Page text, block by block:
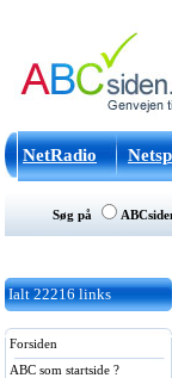
NetRadio
Søg på
Ialt 22216 links
Forsiden
ABC som startside ?